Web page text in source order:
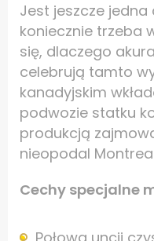
Jest jeszcze
koniecznie trzeba
się, dlaczego
celebrują tamto
kanadyjskim
podwozie statku
produkcją
nieopodal
Cechy specjalne